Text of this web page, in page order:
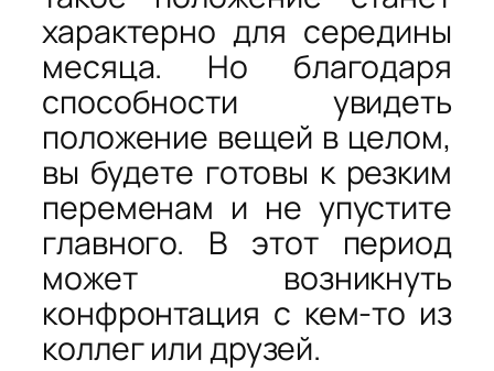
характерно для середины
месяца. Но благодаря
способности увидеть
положение вещей в целом,
вы будете готовы к резким
переменам и не упустите
главного. В этот период
может возникнуть
конфронтация с кем-то из
коллег или друзей.